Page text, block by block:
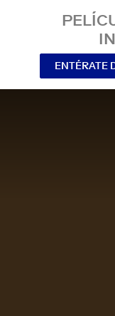
ENTÉRATE